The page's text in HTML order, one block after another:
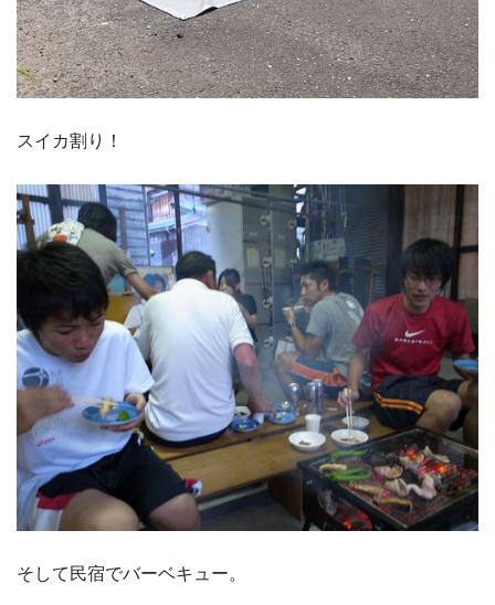
スイカ割り！
そして民宿でバーベキュー。